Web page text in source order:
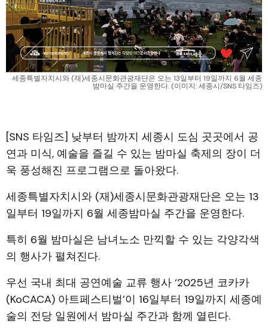
세종특별자치시와 (재)세종시문화관광재단은 오는 13일부터 19일까지 6월 세종
밤마실 주간을 운영한다. (이미지: 세종시/SNS 타임즈)
[SNS 타임즈] 낮부터 밤까지 세종시 도심 곳곳에서 공
연과 미식, 예술을 즐길 수 있는 밤마실 축제의 장이 더
욱 풍성해진 프로그램으로 돌아왔다.
세종특별자치시와 (재)세종시문화관광재단은 오는 13
일부터 19일까지 6월 세종밤마실 주간을 운영한다.
특히 6월 밤마실은 남녀노소 만끽할 수 있는 각양각색
의 행사가 펼쳐진다.
우선 국내 최대 공연예술 교류 행사 ‘2025년 코카카
(KoCACA) 아트페스티벌’이 16일부터 19일까지 세종예
술의 전당 일원에서 밤마실 주간과 함께 열린다.